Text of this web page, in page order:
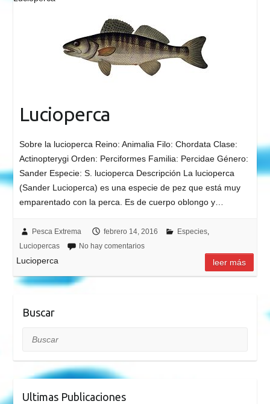
Lucioperca
Sobre la lucioperca Reino: Animalia Filo: Chordata Clase:
Actinopterygi Orden: Perciformes Familia: Percidae Género:
Sander Especie: S. lucioperca Descripción La lucioperca
(Sander Lucioperca) es una especie de pez que está muy
emparentado con la perca. Es de cuerpo oblongo y…
Pesca Extrema febrero 14, 2016 Especies,
Luciopercas
No hay comentarios
Lucioperca leer más
Buscar
Buscar
Ultimas Publicaciones